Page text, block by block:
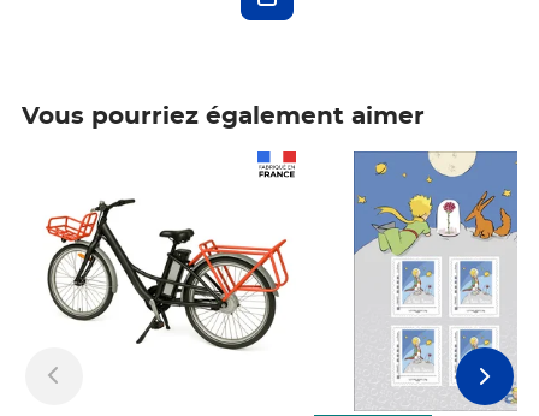
Vous pourriez également aimer
Prix 7,50€